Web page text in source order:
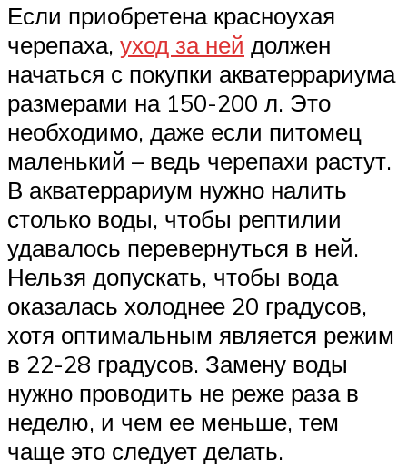
Если приобретена красноухая
черепаха, уход за ней должен
начаться с покупки акватеррариума
размерами на 150-200 л. Это
необходимо, даже если питомец
маленький – ведь черепахи растут.
В акватеррариум нужно налить
столько воды, чтобы рептилии
удавалось перевернуться в ней.
Нельзя допускать, чтобы вода
оказалась холоднее 20 градусов,
хотя оптимальным является режим
в 22-28 градусов. Замену воды
нужно проводить не реже раза в
неделю, и чем ее меньше, тем
чаще это следует делать.